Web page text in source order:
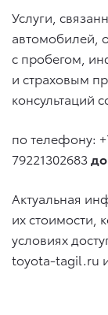
Услуги,
автомобилей,
с пробегом,
и страховым
консультаций
по телефону:
79221302683
Актуальная
их стоимости,
условиях
toyota-tagil.ru